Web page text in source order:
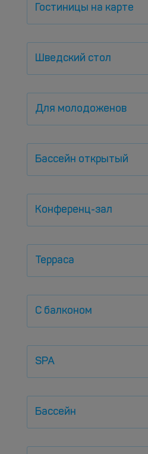
Гостиницы на карте
Шведский стол
Для молодоженов
Бассейн открытый
Конференц-зал
Терраса
С балконом
SPA
Бассейн